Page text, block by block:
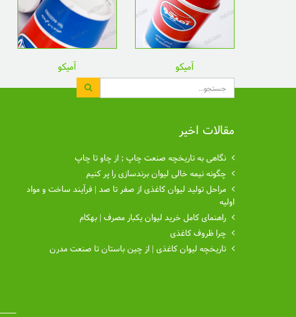
آمیکو آمیکو
مقالات اخیر
نگاهی به تاریخچه صنعت چاپ ; از چاو تا چاپ
چگونه نیمه خالی لیوان برندسازی را پر کنیم
مراحل تولید لیوان کاغذی از صفر تا صد | فرآیند ساخت و مواد
اولیه
راهنمای کامل خرید لیوان یکبار مصرف | بهکام
چرا ظروف کاغذی
تاریخچه لیوان کاغذی | از چین باستان تا صنعت مدرن